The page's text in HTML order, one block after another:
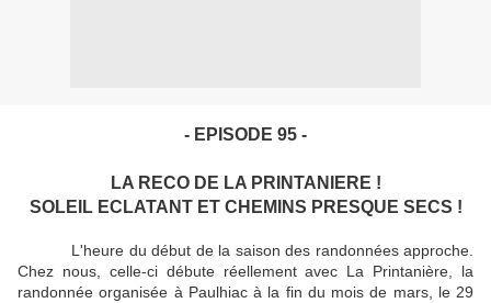
- EPISODE 95 -
LA RECO DE LA PRINTANIERE !
SOLEIL ECLATANT ET CHEMINS PRESQUE SECS !
L'heure du début de la saison des randonnées approche.
Chez nous, celle-ci débute réellement avec La Printanière, la
randonnée organisée à Paulhiac à la fin du mois de mars, le 29